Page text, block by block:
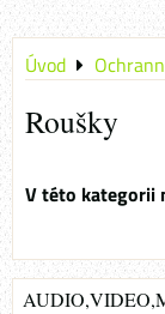
Úvod
Roušky